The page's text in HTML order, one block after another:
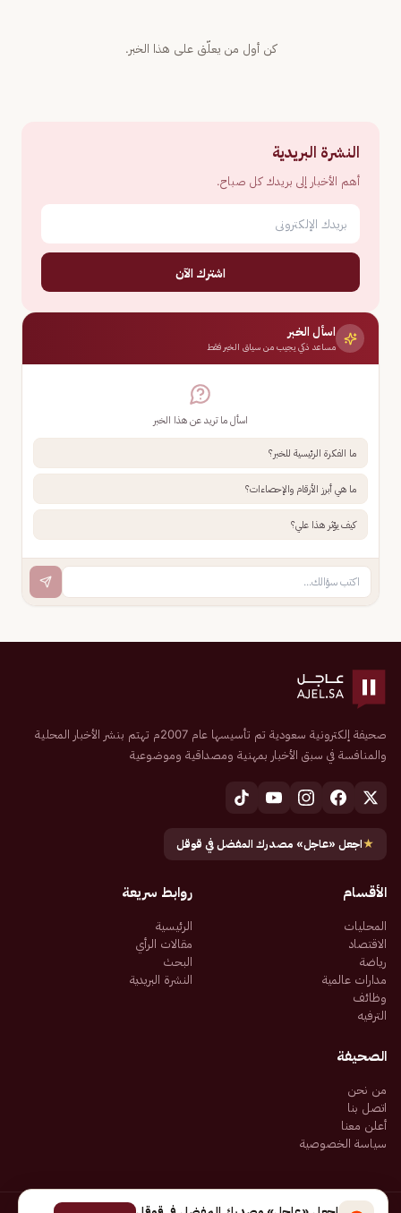
كن أول من يعلّق على هذا الخبر.
النشرة البريدية
أهم الأخبار إلى بريدك كل صباح.
اشترك الآن
اسأل الخبر
مساعد ذكي يجيب من سياق الخبر فقط
اسأل ما تريد عن هذا الخبر
ما الفكرة الرئيسية للخبر؟
ما هي أبرز الأرقام والإحصاءات؟
كيف يؤثر هذا علي؟
صحيفة إلكترونية سعودية تم تأسيسها عام 2007م تهتم بنشر الأخبار المحلية
والمنافسة في سبق الأخبار بمهنية ومصداقية وموضوعية
★اجعل «عاجل» مصدرك المفضل في قوقل
الأقسام
المحليات
الاقتصاد
رياضة
مدارات عالمية
وظائف
الترفيه
روابط سريعة
الرئيسية
مقالات الرأي
البحث
النشرة البريدية
الصحيفة
من نحن
اتصل بنا
أعلن معنا
سياسة الخصوصية